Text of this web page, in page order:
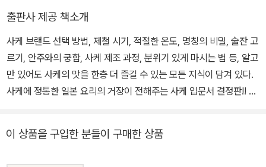
로, TV방송이나 잡지 등 여러 매체에서 인기를 얻고 있다. 국내 번역
서로는 『일본 가정식 한상 차림』, 『식재료 탐구 생활』, 『완전판 레시
피: 일식의 기본』 등이 있다.
출판사 제공 책소개
사케 브랜드 선택 방법, 제철 시기, 적절한 온도, 명칭의 비밀, 술잔 고
르기, 안주와의 궁합, 사케 제조 과정, 분위기 있게 마시는 법 등, 알고
만 있어도 사케의 맛을 한층 더 즐길 수 있는 모든 지식이 담겨 있다.
사케에 정통한 일본 요리의 거장이 전해주는 사케 입문서 결정판!! 사
다. 저자는 사케에 정통한 일본 요리의 거장으로, 매우 상세하고 친절
이 상품을 구입한 분들이 구매한 상품